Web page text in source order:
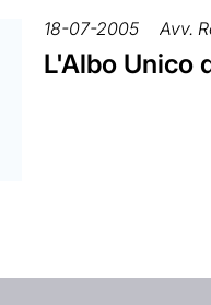
18-07-2005 Avv.
L'Albo Unico